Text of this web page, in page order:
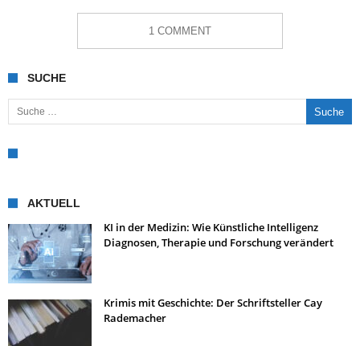
1 COMMENT
SUCHE
Suche nach:
AKTUELL
KI in der Medizin: Wie Künstliche Intelligenz
Diagnosen, Therapie und Forschung verändert
Krimis mit Geschichte: Der Schriftsteller Cay
Rademacher